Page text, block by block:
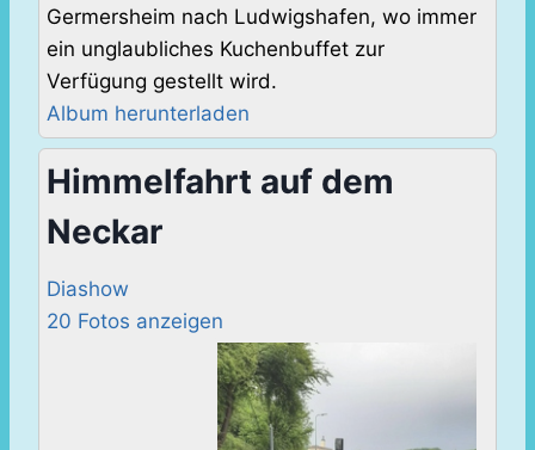
Germersheim nach Ludwigshafen, wo immer
ein unglaubliches Kuchenbuffet zur
Verfügung gestellt wird.
Album herunterladen
Himmelfahrt auf dem
Neckar
Diashow
20 Fotos anzeigen